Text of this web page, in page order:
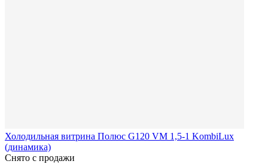
Холодильная витрина Полюс G120 VM 1,5-1 KombiLux
(динамика)
Снято с продажи